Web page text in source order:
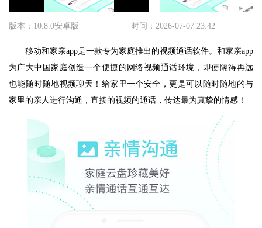
版本：10.8.0安卓版 时间：2026-07-07 23:42
移动和家亲app是一款专为家庭推出的视频通话软件。和家亲app
为广大中国家庭创造一个便捷的网络视频通话环境，即使隔得再远
也能随时随地视频聊天！给家里一个安全，更是可以随时随地的与
家里的亲人进行沟通，直接的视频的通话，传达最为真挚的情感！